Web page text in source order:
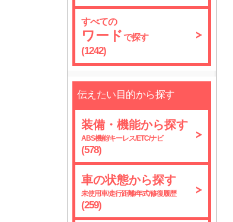
すべての
ワード で探す
(1242)
伝えたい目的から探す
装備・機能から探す
ABS機能/キーレス/ETC/ナビ
(578)
車の状態から探す
未使用車/走行距離/年式/修復履歴
(259)